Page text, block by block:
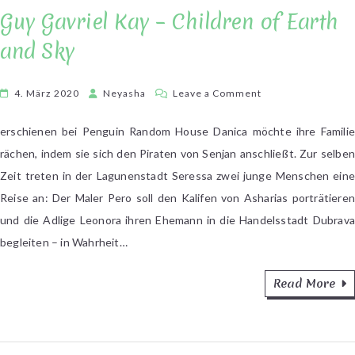
Guy Gavriel Kay – Children of Earth
and Sky
4. März 2020 Neyasha Leave a Comment
Gavriel
Kay
Children
of
Earth
erschienen bei Penguin Random House Danica möchte ihre Familie
rächen, indem sie sich den Piraten von Senjan anschließt. Zur selben
Zeit treten in der Lagunenstadt Seressa zwei junge Menschen eine
Reise an: Der Maler Pero soll den Kalifen von Asharias porträtieren
und die Adlige Leonora ihren Ehemann in die Handelsstadt Dubrava
begleiten – in Wahrheit…
Read More